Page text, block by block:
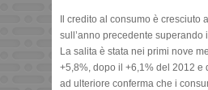
Il credito al consumo è cresciuto
sull’anno precedente superando
La salita è stata nei primi nove
+5,8%, dopo il +6,1% del 2012 e
ad ulteriore conferma che i